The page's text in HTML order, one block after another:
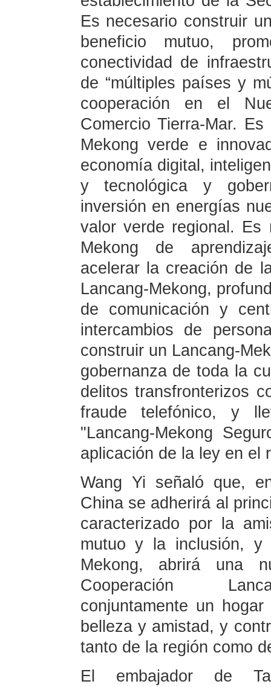
Es necesario construir
beneficio mutuo,
conectividad de
de “múltiples países y
cooperación en el
Comercio Tierra-Mar.
Mekong verde e
economía digital,
y tecnológica y
inversión en energías
valor verde regional. Es
Mekong de
acelerar la creación de
Lancang-Mekong,
de comunicación y
intercambios de
construir un Lancang-
gobernanza de toda la
delitos transfronterizos
fraude telefónico, y
"Lancang-Mekong
aplicación de la ley en el
Wang Yi señaló que,
China se adherirá al
caracterizado por la
mutuo y la inclusión,
Mekong, abrirá una
Cooperación
conjuntamente un
belleza y amistad, y
tanto de la región como
El embajador de